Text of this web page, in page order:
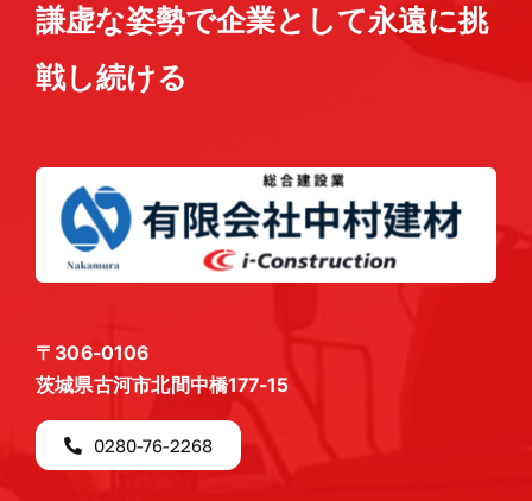
謙虚な姿勢で企業として永遠に挑
戦し続ける
〒306-0106
茨城県古河市北間中橋177-15
0280-76-2268